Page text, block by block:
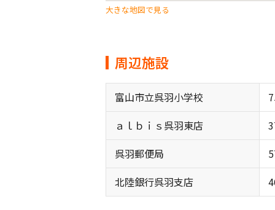
大きな地図で見る
周辺施設
富山市立呉羽小学校
ａｌｂｉｓ呉羽東店
呉羽郵便局
北陸銀行呉羽支店